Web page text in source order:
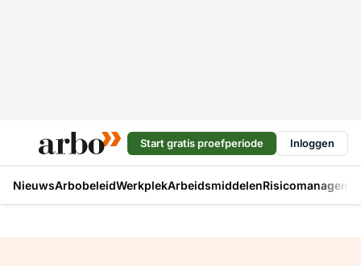
Start gratis proefperiode Inloggen
NieuwsArbobeleidWerkplekArbeidsmiddelen